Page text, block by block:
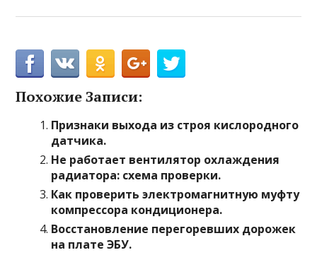
Похожие Записи:
Признаки выхода из строя кислородного
датчика.
Не работает вентилятор охлаждения
радиатора: схема проверки.
Как проверить электромагнитную муфту
компрессора кондиционера.
Восстановление перегоревших дорожек
на плате ЭБУ.